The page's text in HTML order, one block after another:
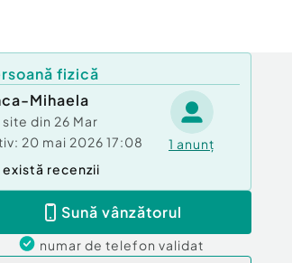
fizică
Mihaela
site din 26 Mar
20 mai 2026 17:08 1 anunț
există recenzii
Sună vânzătorul
numar de telefon validat